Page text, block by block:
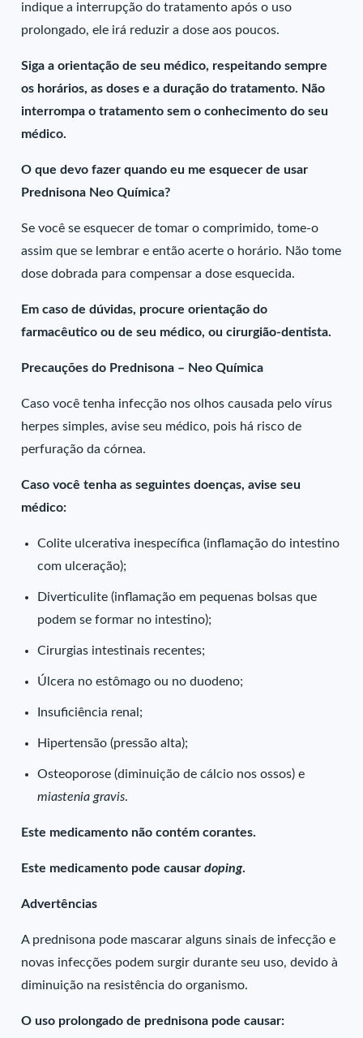
indique a interrupção do tratamento após o uso
prolongado, ele irá reduzir a dose aos poucos.
Siga a orientação de seu médico, respeitando sempre
os horários, as doses e a duração do tratamento. Não
interrompa o tratamento sem o conhecimento do seu
médico.
O que devo fazer quando eu me esquecer de usar
Prednisona Neo Química?
Se você se esquecer de tomar o comprimido, tome-o
assim que se lembrar e então acerte o horário. Não tome
dose dobrada para compensar a dose esquecida.
Em caso de dúvidas, procure orientação do
farmacêutico ou de seu médico, ou cirurgião-dentista.
Precauções do Prednisona – Neo Química
Caso você tenha infecção nos olhos causada pelo vírus
herpes simples, avise seu médico, pois há risco de
perfuração da córnea.
Caso você tenha as seguintes doenças, avise seu
médico:
Colite ulcerativa inespecífica (inflamação do intestino
com ulceração);
Diverticulite (inflamação em pequenas bolsas que
podem se formar no intestino);
Cirurgias intestinais recentes;
Úlcera no estômago ou no duodeno;
Insuficiência renal;
Hipertensão (pressão alta);
Osteoporose (diminuição de cálcio nos ossos) e
miastenia gravis.
Este medicamento não contém corantes.
Este medicamento pode causardoping.
Advertências
A prednisona pode mascarar alguns sinais de infecção e
novas infecções podem surgir durante seu uso, devido à
diminuição na resistência do organismo.
O uso prolongado de prednisona pode causar: